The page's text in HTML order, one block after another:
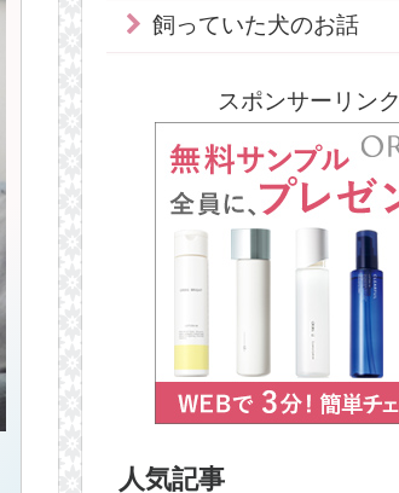
飼っていた犬のお話
スポンサーリンク
人気記事